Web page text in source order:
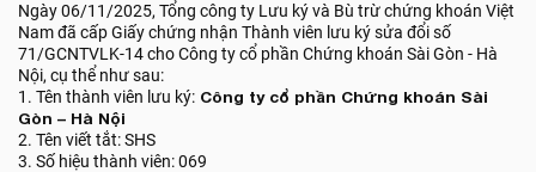
Ngày 06/11/2025, Tổng công ty Lưu ký và Bù trừ chứng khoán Việt
Nam đã cấp Giấy chứng nhận Thành viên lưu ký sửa đổi số
71/GCNTVLK-14 cho Công ty cổ phần Chứng khoán Sài Gòn - Hà
Nội, cụ thể như sau:
1. Tên thành viên lưu ký: Công ty cổ phần Chứng khoán Sài
Gòn – Hà Nội
2. Tên viết tắt: SHS
3. Số hiệu thành viên: 069